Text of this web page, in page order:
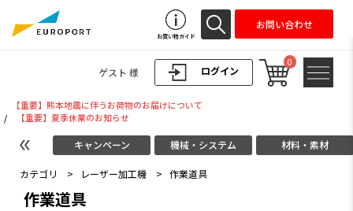
ログイン
ゲスト 様
0
お買い物ガイド
お問い合わせ
【重要】熊本地震に伴うお荷物のお届けについて
/
【重要】夏季休業のお知らせ
キャンペーン 機械・システム 材料・素材
カテゴリ > レーザー加工機 > 作業道具
作業道具